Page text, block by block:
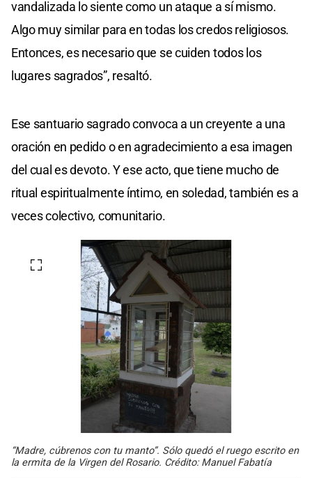
vandalizada lo siente como un ataque a sí mismo.
Algo muy similar para en todas los credos religiosos.
Entonces, es necesario que se cuiden todos los
lugares sagrados”, resaltó.
Ese santuario sagrado convoca a un creyente a una
oración en pedido o en agradecimiento a esa imagen
del cual es devoto. Y ese acto, que tiene mucho de
ritual espiritualmente íntimo, en soledad, también es a
veces colectivo, comunitario.
“Madre, cúbrenos con tu manto”. Sólo quedó el ruego escrito en
la ermita de la Virgen del Rosario. Crédito: Manuel Fabatía